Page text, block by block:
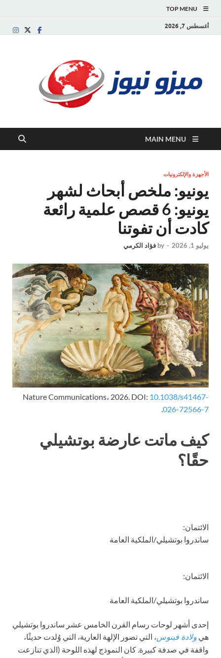
TOP MENU
أغسطس 7, 2026
MAIN MENU
الأجهزة والإلكترونيات
يونيو: ملخص أبحاث لشهر
يونيو: 6 قصص علمية رائعة
كادت أن تفوتنا
يوليو 1, 2026 -
by فؤاد الكرمي
Nature Communications، 2026. DOI: 10.1038/s41467-
026-72566-7
.
كيف ماتت عارضة بوتشيلي
حقًا؟
الائتمان:
ساندروا بوتشيلي/الملكية العامة
الائتمان:
ساندروا بوتشيلي/الملكية العامة
إحدى أشهر لوحات رسام القرن الخامس عشر ساندروا بوتشيلي
هي ولادة فينوس، التي تصور الإلهة العارية، التي وُلدت حديثًا،
واقفة في صدفة كبيرة. كان النموذج لهذه اللوحة (الذي تنازعت